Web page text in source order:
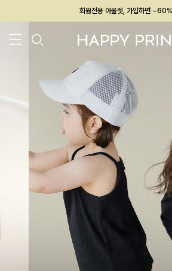
회원전용 아울렛, 가입하면
멤버십 최대 28,000원 혜택
BEST BABY[6~12M]